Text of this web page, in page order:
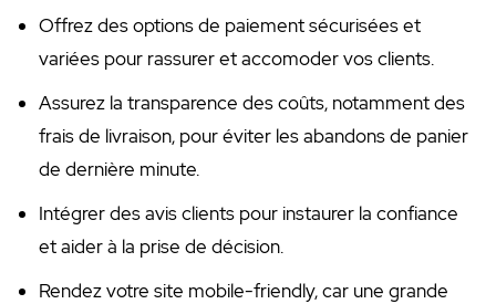
Offrez des options de paiement sécurisées et
variées pour rassurer et accomoder vos clients.
Assurez la transparence des coûts, notamment des
frais de livraison, pour éviter les abandons de panier
de dernière minute.
Intégrer des avis clients pour instaurer la confiance
et aider à la prise de décision.
Rendez votre site mobile-friendly, car une grande